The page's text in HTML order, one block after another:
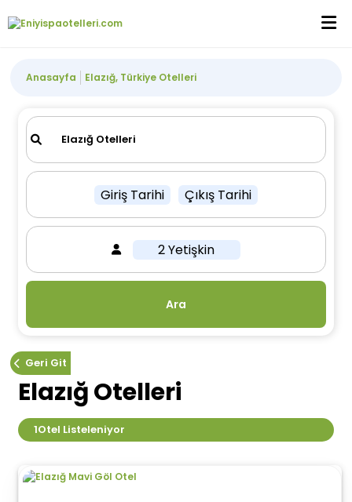
Anasayfa Elazığ, Türkiye Otelleri
Giriş Tarihi Çıkış Tarihi
2 Yetişkin
Ara
Geri Git
Elazığ Otelleri
1Otel Listeleniyor